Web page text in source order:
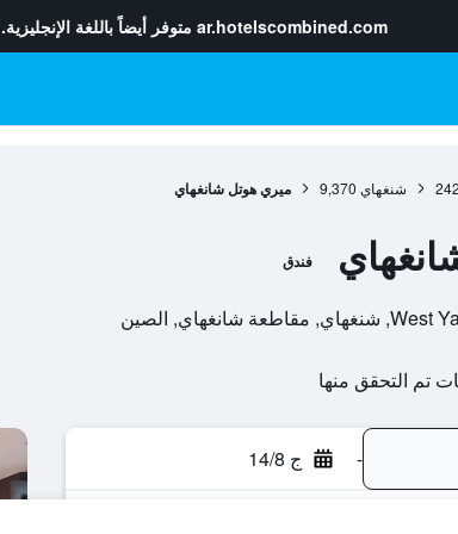
ar.hotelscombined.com متوفر أيضاً باللغة الإنجليزية.
شنغهاي 9,370 ميري هوتل شانغهاي
فندق
- ج 14/8